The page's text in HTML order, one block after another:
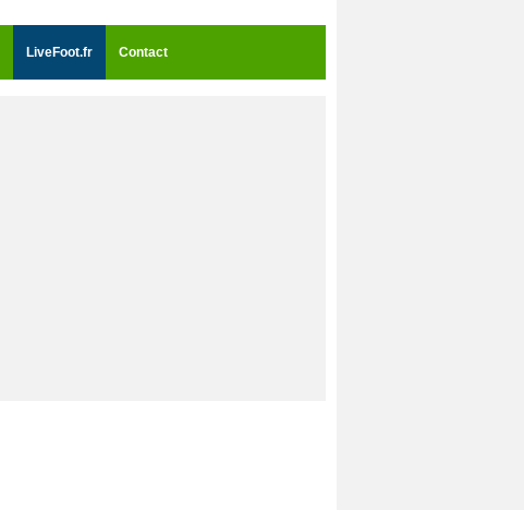
LiveFoot.fr Contact